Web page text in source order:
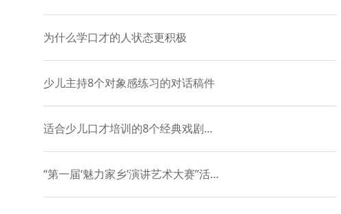
为什么学口才的人状态更积极
少儿主持8个对象感练习的对话稿件
适合少儿口才培训的8个经典戏剧表演对白
“第一届‘魅力家乡’演讲艺术大赛”活动正式启动